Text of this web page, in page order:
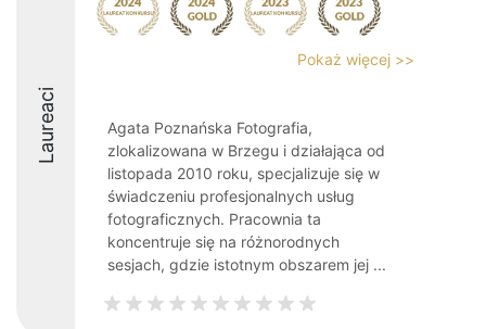
Laureaci
Pokaż więcej >>
Agata Poznańska Fotografia,
zlokalizowana w Brzegu i działająca od
listopada 2010 roku, specjalizuje się w
świadczeniu profesjonalnych usług
fotograficznych. Pracownia ta
koncentruje się na różnorodnych
sesjach, gdzie istotnym obszarem jej ...